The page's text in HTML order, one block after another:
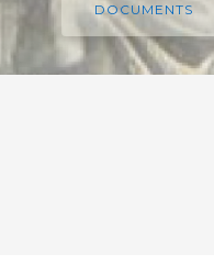
DOCUMENTS